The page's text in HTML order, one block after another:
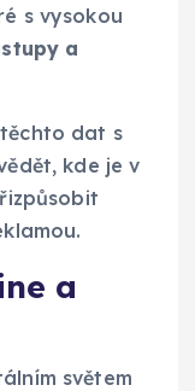
s vysokou
a
dat s
kde je v
a
světem